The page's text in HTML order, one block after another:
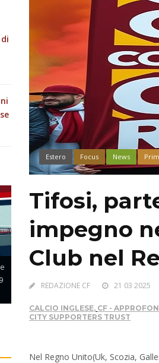
Estero Focus News
Tifosi,
impegno
Club nel
REDAZIONE CF 21 03 2025
CALCIO INGLESE, CF -
CITY SUPPORTERS TRUST
Nel Regno Unito(Uk, Scozia,